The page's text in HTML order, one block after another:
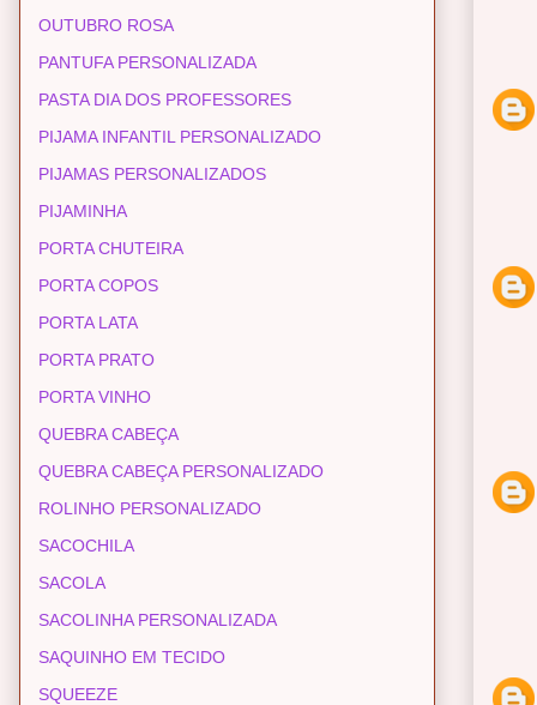
OUTUBRO ROSA
PANTUFA PERSONALIZADA
PASTA DIA DOS PROFESSORES
PIJAMA INFANTIL PERSONALIZADO
PIJAMAS PERSONALIZADOS
PIJAMINHA
PORTA CHUTEIRA
PORTA COPOS
PORTA LATA
PORTA PRATO
PORTA VINHO
QUEBRA CABEÇA
QUEBRA CABEÇA PERSONALIZADO
ROLINHO PERSONALIZADO
SACOCHILA
SACOLA
SACOLINHA PERSONALIZADA
SAQUINHO EM TECIDO
SQUEEZE